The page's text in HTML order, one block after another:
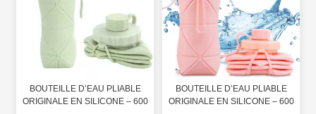
BOUTEILLE D’EAU PLIABLE
ORIGINALE EN SILICONE – 600
BOUTEILLE D’EAU PLIABLE
ORIGINALE EN SILICONE – 600